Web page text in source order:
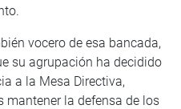
vocero de esa bancada,
su agrupación ha decidido
a la Mesa Directiva,
mantener la defensa de los